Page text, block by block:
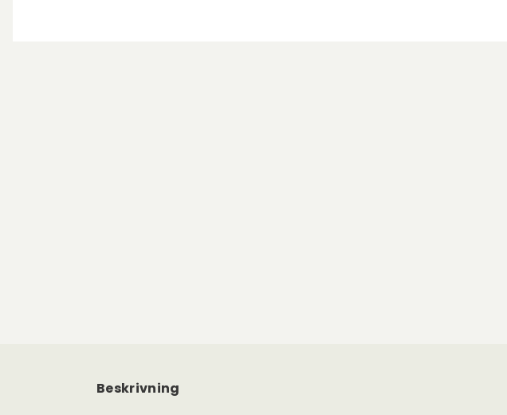
Beskrivning